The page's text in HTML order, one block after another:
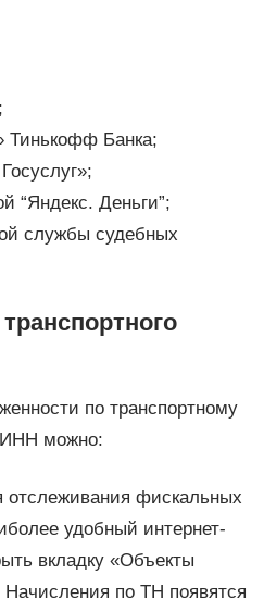
Тинькофф Банка;
“Яндекс. Деньги”;
службы судебных
по транспортному
можно:
фискальных
удобный интернет-
вкладку «Объекты
Начисления по ТН появятся